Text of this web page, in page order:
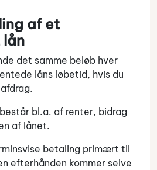
af et
det samme beløb hver
låns løbetid, hvis du
bl.a. af renter, bidrag
af lånet.
betaling primært til
efterhånden kommer selve